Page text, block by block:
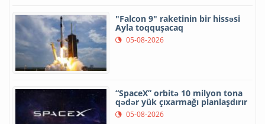
"Falcon 9" raketinin bir hissəsi
Ayla toqquşacaq
05-08-2026
“SpaceX” orbitə 10 milyon tona
qədər yük çıxarmağı planlaşdırır
05-08-2026